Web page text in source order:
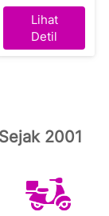
Lihat
Detil
2001